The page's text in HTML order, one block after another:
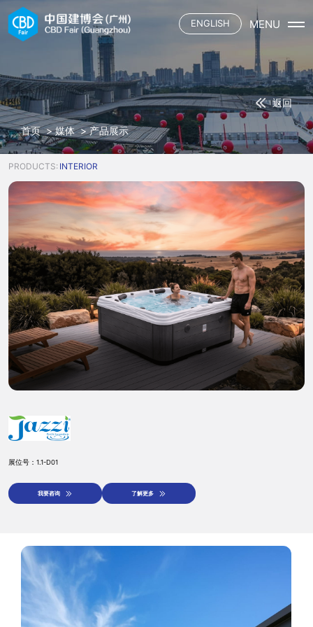
ENGLISH MENU
首页
展会介绍
展会平面
三大场域
六大渠道
展商
参展申请
资质认证施工单位
合作酒店
展馆餐饮
观众
观众登记
观众服务
参展名录
交通指引
展馆餐饮
媒体
合作媒体
下载中心
中国建博会（广州）
中国建博会（上海）
广交会
首页 > 媒体 > 产品展示
返回
PRODUCTS: INTERIOR
展位号：1.1-D01
我要咨询 了解更多